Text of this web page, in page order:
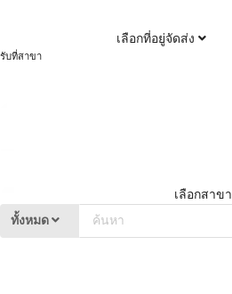
เลือกที่อยู่จัดส่ง
รับที่สาขา
เลือกสาขา
ทั้งหมด